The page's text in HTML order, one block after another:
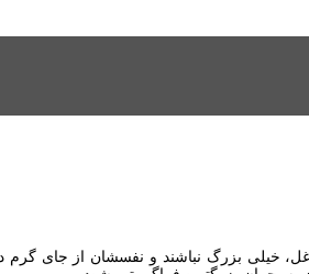
بزرگ نباشند و نفسشان از جای گرم در